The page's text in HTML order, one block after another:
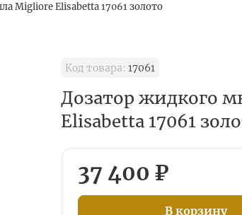
Migliore Elisabetta 17061 золото
Код товара: 17061
Дозатор жидкого
Elisabetta 17061
37 400 ₽
В корзину